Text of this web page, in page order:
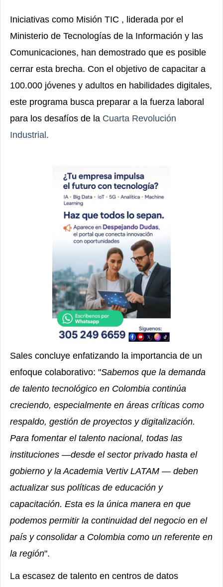
Iniciativas como Misión TIC , liderada por el
Ministerio de Tecnologías de la Información y las
Comunicaciones, han demostrado que es posible
cerrar esta brecha. Con el objetivo de capacitar a
100.000 jóvenes y adultos en habilidades digitales,
este programa busca preparar a la fuerza laboral
para los desafíos de la Cuarta Revolución
Industrial .
Sales concluye enfatizando la importancia de un
enfoque colaborativo: "Sabemos que la demanda
de talento tecnológico en Colombia continúa
creciendo, especialmente en áreas críticas como
respaldo, gestión de proyectos y digitalización.
Para fomentar el talento nacional, todas las
instituciones —desde el sector privado hasta el
gobierno y la Academia Vertiv LATAM — deben
actualizar sus políticas de educación y
capacitación. Esta es la única manera en que
podemos permitir la continuidad del negocio en el
país y consolidar a Colombia como un referente en
la región".
La escasez de talento en centros de datos